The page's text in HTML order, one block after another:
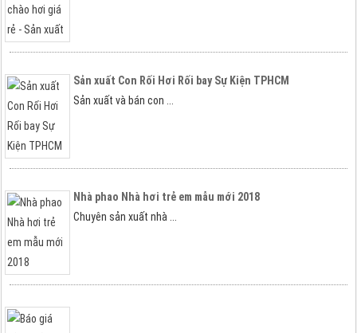
Sản xuất Con Rối Hơi Rối bay Sự Kiện TPHCM
Sản xuất và bán con ...
Nhà phao Nhà hơi trẻ em mẫu mới 2018
Chuyên sản xuất nhà ...